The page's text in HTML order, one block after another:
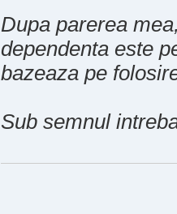
Dupa parerea
dependenta este
bazeaza pe
Sub semnul